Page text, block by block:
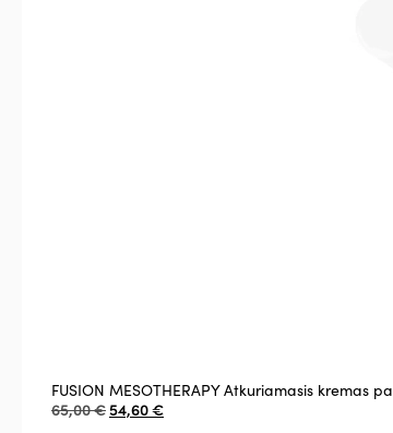
FUSION MESOTHERAPY Atkuriamasis kremas
65,00€54,60€